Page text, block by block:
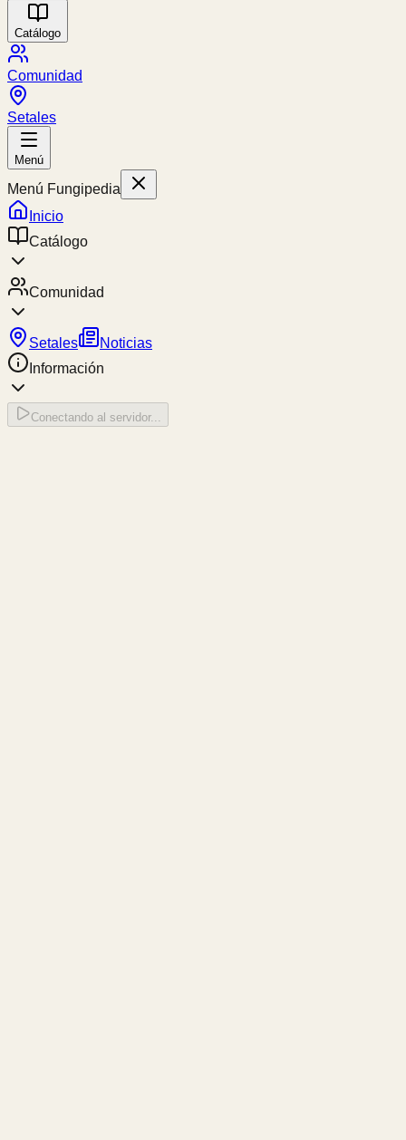
Catálogo
Comunidad
Setales
Menú
Menú Fungipedia
Inicio
Catálogo
Comunidad
Setales
Noticias
Información
Conectando al servidor...